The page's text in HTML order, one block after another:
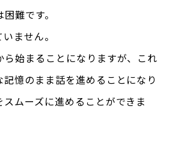
難です。
ません。
始まることになりますが、これ
憶のまま話を進めることになり
ムーズに進めることができま